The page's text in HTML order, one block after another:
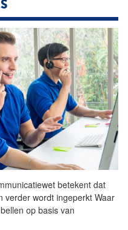
betekent dat
verder wordt ingeperkt Waar
op basis van